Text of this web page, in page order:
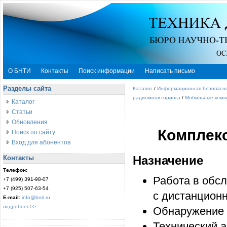
О БНТИ Контакты Поиск информации Написать письмо
Разделы сайта
Каталог
Статьи
Обновления
Поиск по сайту
Вход для абонентов
Контакты
Телефон:
+7 (499) 391-98-07
+7 (925) 507-63-54
E-mail: info@bnti.ru
подробнее>>
Каталог / Информационная
радиомониторинга / Мобильные
Назначение
Работа в
с
Обнаружение